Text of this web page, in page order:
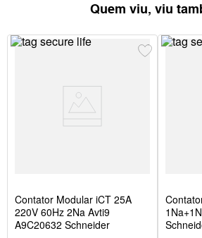
Quem viu, viu
Contator Modular iCT 25A
220V 60Hz 2Na Avti9
A9C20632 Schneider